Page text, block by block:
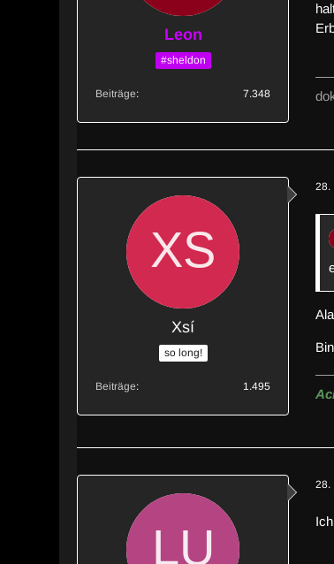
Leon
#sheldon
Beiträge 7.348
Xsí
so long!
Beiträge 1.495
28.
28.